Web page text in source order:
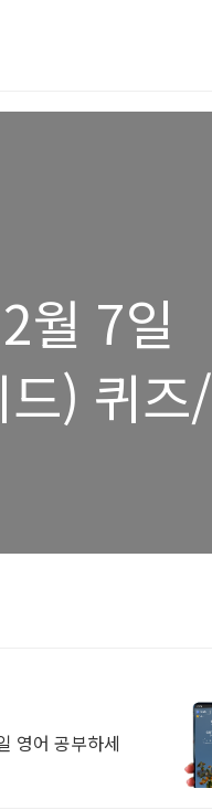
월 7일
) 퀴즈/
영어 공부하세